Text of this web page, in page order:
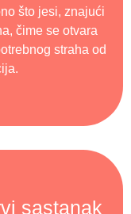
što jesi, znajući
čime se otvara
straha od
sastanak